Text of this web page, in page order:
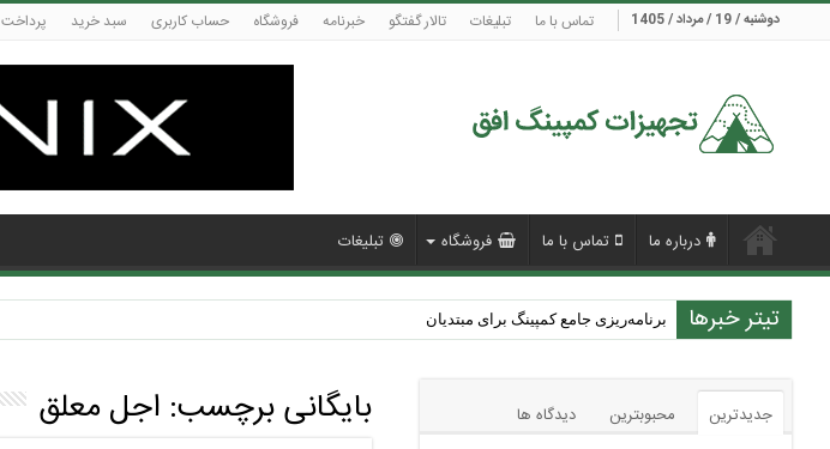
دوشنبه / 19 / مرداد / 1405 تماس با ما تبلیغات تالار گفتگو خبرنامه فروشگاه حساب کاربری سبد خرید پرداخت
درباره ما تماس با ما فروشگاه تبلیغات
تیتر خبرها برنامه‌ریزی جامع کمپینگ برای مبتدیان
بایگانی برچسب: اجل معلق جدیدترین محبوبترین
دیدگاه ها